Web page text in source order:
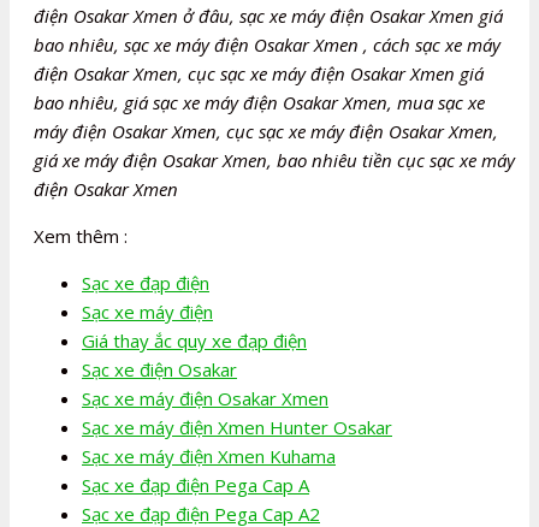
điện Osakar Xmen ở đâu, sạc xe máy điện Osakar Xmen giá
bao nhiêu, sạc xe máy điện Osakar Xmen , cách sạc xe máy
điện Osakar Xmen, cục sạc xe máy điện Osakar Xmen giá
bao nhiêu, giá sạc xe máy điện Osakar Xmen, mua sạc xe
máy điện Osakar Xmen, cục sạc xe máy điện Osakar Xmen,
giá xe máy điện Osakar Xmen, bao nhiêu tiền cục sạc xe máy
điện Osakar Xmen
Xem thêm :
Sạc xe đạp điện
Sạc xe máy điện
Giá thay ắc quy xe đạp điện
Sạc xe điện Osakar
Sạc xe máy điện Osakar Xmen
Sạc xe máy điện Xmen Hunter Osakar
Sạc xe máy điện Xmen Kuhama
Sạc xe đạp điện Pega Cap A
Sạc xe đạp điện Pega Cap A2